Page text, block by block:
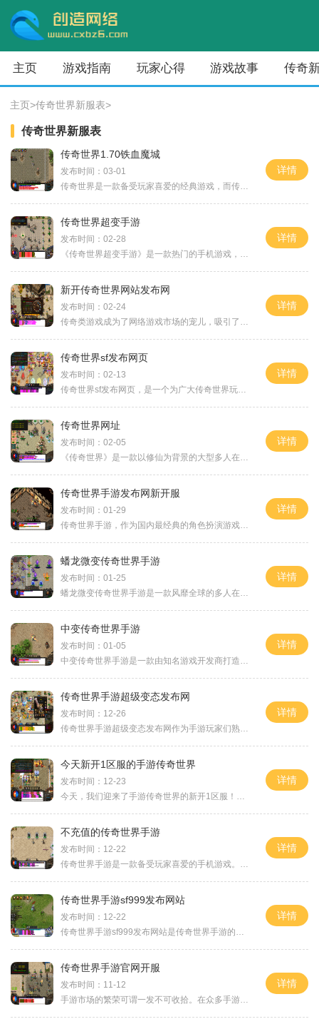
主页 游戏指南 玩家心得 游戏故事 传奇
主页>传奇世界新服表>
传奇世界新服表
传奇世界1.70铁血魔城
发布时间：03-01
传奇世界是一款备受玩家喜爱的经典游戏，而传奇世界70版本中的铁血魔城更是成为了玩家们追逐的目标。铁血魔城是传奇世界中的一个特殊地图，它不仅提供了刺激的PVP战斗，还有丰富
详情
传奇世界超变手游
发布时间：02-28
《传奇世界超变手游》是一款热门的手机游戏，它延续了传统的传奇世界游戏，融入了更多超变元素。在这款游戏中，玩家可以体验到经典的角色扮演游戏的乐趣，同时也可以感受到超
详情
新开传奇世界网站发布网
发布时间：02-24
传奇类游戏成为了网络游戏市场的宠儿，吸引了无数玩家的关注和喜爱。而今天，我们要介绍的是最新发布的《传奇世界》网站——新开传奇世界网站发布网。该网站为传奇世界的玩家
详情
传奇世界sf发布网页
发布时间：02-13
传奇世界sf发布网页，是一个为广大传奇世界玩家提供私服信息、资源下载以及社区交流的网站。作为一个热衷于传奇世界游戏的玩家，我对这个网页感到十分兴奋。它为玩家提供了一个
详情
传奇世界网址
发布时间：02-05
《传奇世界》是一款以修仙为背景的大型多人在线角色扮演游戏（MMORPG），由盛大游戏开发并发行。作为国内最早的一批MMORPG之一，《传奇世界》自发布以来便深受玩家喜爱，并成为了
详情
传奇世界手游发布网新开服
发布时间：01-29
传奇世界手游，作为国内最经典的角色扮演游戏，深受玩家们的喜爱，如今终于推出了全新的手游版本。对于那些曾经迷恋过传奇世界的玩家们来说，这无疑是个令人振奋的消息。新开
详情
蟠龙微变传奇世界手游
发布时间：01-25
蟠龙微变传奇世界手游是一款风靡全球的多人在线角色扮演游戏。在这个虚拟的游戏世界中，玩家可以选择不同的角色，并与其他玩家展开激烈的战斗和冒险。游戏拥有精美的画面和丰
详情
中变传奇世界手游
发布时间：01-05
中变传奇世界手游是一款由知名游戏开发商打造的传奇类游戏，延续了经典的传奇世界故事情节和游戏玩法。游戏以中世纪幻想为背景，通过高度还原的游戏画面和精彩刺激的剧情，为
详情
传奇世界手游超级变态发布网
发布时间：12-26
传奇世界手游超级变态发布网作为手游玩家们熟知的一家游戏平台，以其独特的玩法和丰富的游戏内容，吸引了无数玩家的关注和喜爱。下面，就让我们一起来了解一下传奇世界手游超
详情
今天新开1区服的手游传奇世界
发布时间：12-23
今天，我们迎来了手游传奇世界的新开1区服！作为一款经典的沙盒类MMORPG游戏，传奇世界凭借其精湛的游戏画面和丰富多样的玩法，吸引了众多玩家的喜爱。无论你是攻城略地的战士，
详情
不充值的传奇世界手游
发布时间：12-22
传奇世界手游是一款备受玩家喜爱的手机游戏。与传统的传奇游戏相比，传奇世界手游不仅保留了原汁原味的玩法，更加注重游戏平衡性，给玩家提供了公平公正的游戏环境。更重要的
详情
传奇世界手游sf999发布网站
发布时间：12-22
传奇世界手游sf999发布网站是传奇世界手游的一个官方网站，为广大玩家提供了全面的游戏资讯和服务。作为一款经典的角色扮演游戏，传奇世界手游吸引了无数玩家的关注和喜爱。sf
详情
传奇世界手游官网开服
发布时间：11-12
手游市场的繁荣可谓一发不可收拾。在众多手游中，传奇世界手游凭借其独特的游戏玩法和精美的游戏画面脱颖而出，成为很多玩家心中的热门选择。传奇世界手游官网正式宣布即将开
详情